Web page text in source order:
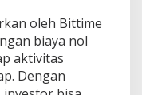
oleh Bittime
biaya nol
aktivitas
Dengan